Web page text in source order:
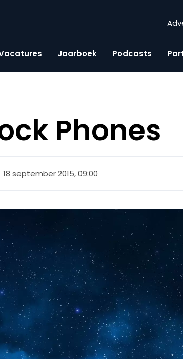
Jaarboek Podcasts
Phones
18 september 2015, 09:00